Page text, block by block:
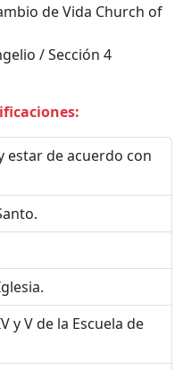
de Vida Church of
/ Sección 4
estar de acuerdo con
y V de la Escuela de